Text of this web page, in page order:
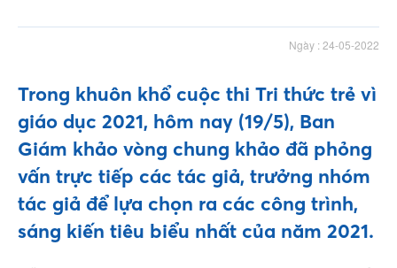
Ngày : 24-05-2022
Trong khuôn khổ cuộc thi Tri thức trẻ vì
giáo dục 2021, hôm nay (19/5), Ban
Giám khảo vòng chung khảo đã phỏng
vấn trực tiếp các tác giả, trưởng nhóm
tác giả để lựa chọn ra các công trình,
sáng kiến tiêu biểu nhất của năm 2021.